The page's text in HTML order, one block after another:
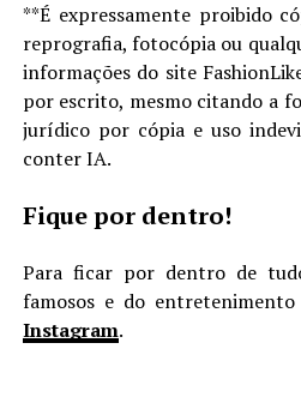
**É expressamente proibido
reprografia, fotocópia ou
informações do site
por escrito, mesmo citando a
jurídico por cópia e uso
conter IA.
Fique por dentro!
Para ficar por dentro de
famosos e do
Instagram.